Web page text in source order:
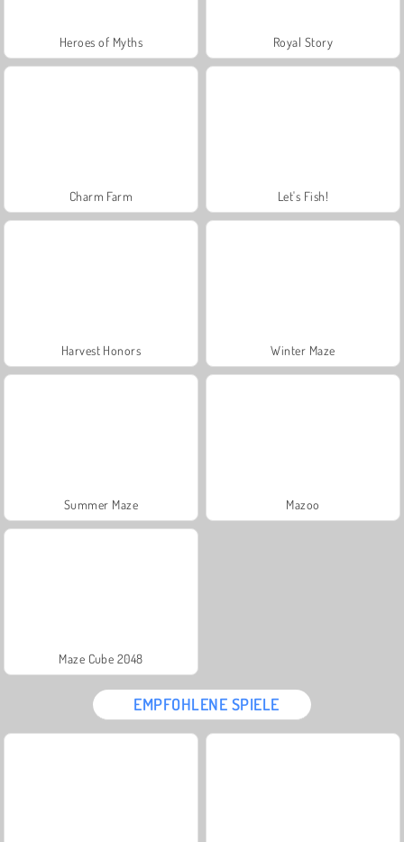
Heroes of Myths Royal Story
Charm Farm Let's Fish!
Harvest Honors Winter Maze
Summer Maze Mazoo
Maze Cube 2048
EMPFOHLENE SPIELE